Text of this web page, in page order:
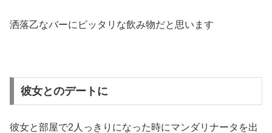
洒落乙なバーにピッタリな飲み物だと思います
彼女とのデートに
彼女と部屋で2人っきりになった時にマンダリナータを出